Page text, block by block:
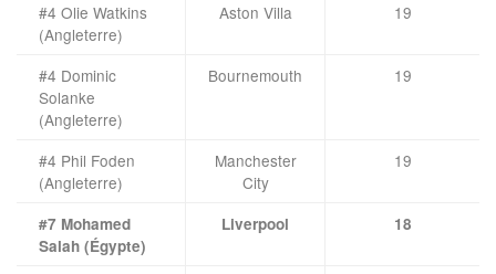
#4 Olie Watkins
(Angleterre)
Aston Villa 19
#4 Dominic
Solanke
(Angleterre)
Bournemouth 19
#4 Phil Foden
(Angleterre)
Manchester
City
19
#7 Mohamed
Salah (Égypte)
Liverpool 18